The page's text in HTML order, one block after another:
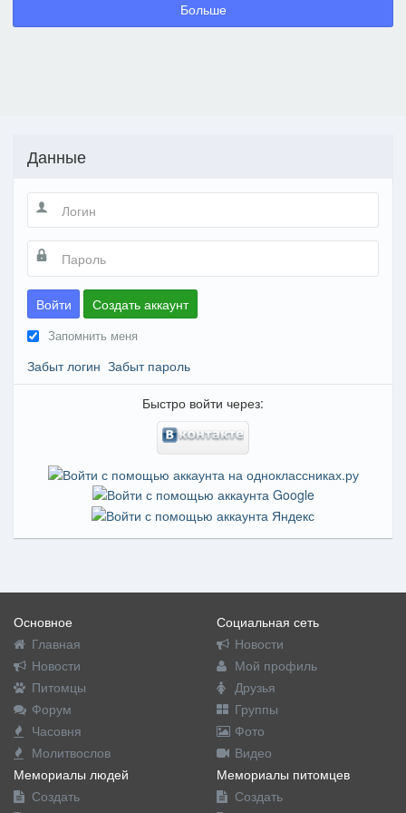
Больше
Данные
Войти Создать аккаунт
Запомнить меня
Забыт логин Забыт пароль
Быстро войти через:
Основное
Главная
Новости
Питомцы
Форум
Часовня
Молитвослов
Социальная сеть
Новости
Мой профиль
Друзья
Группы
Фото
Видео
Мемориалы людей
Создать
Мемориалы питомцев
Создать